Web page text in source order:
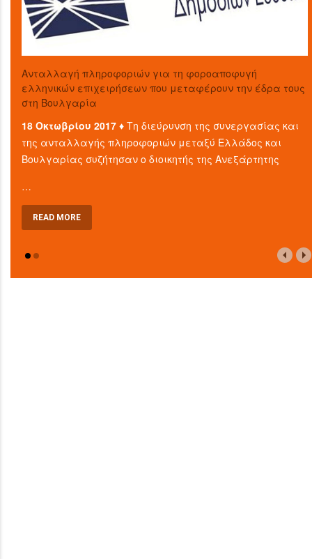
Aνταλλαγή πληροφοριών για τη φοροαποφυγή
ελληνικών επιχειρήσεων που μεταφέρουν την έδρα τους
στη Βουλγαρία
18 Οκτωβρίου 2017 ♦Τη διεύρυνση της συνεργασίας και
της ανταλλαγής πληροφοριών μεταξύ Ελλάδος και
Βουλγαρίας συζήτησαν ο διοικητής της Ανεξάρτητης
…
READ MORE